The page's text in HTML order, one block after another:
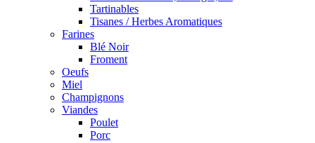
Tartinables
Tisanes / Herbes Aromatiques
Farines
Blé Noir
Froment
Oeufs
Miel
Champignons
Viandes
Poulet
Porc